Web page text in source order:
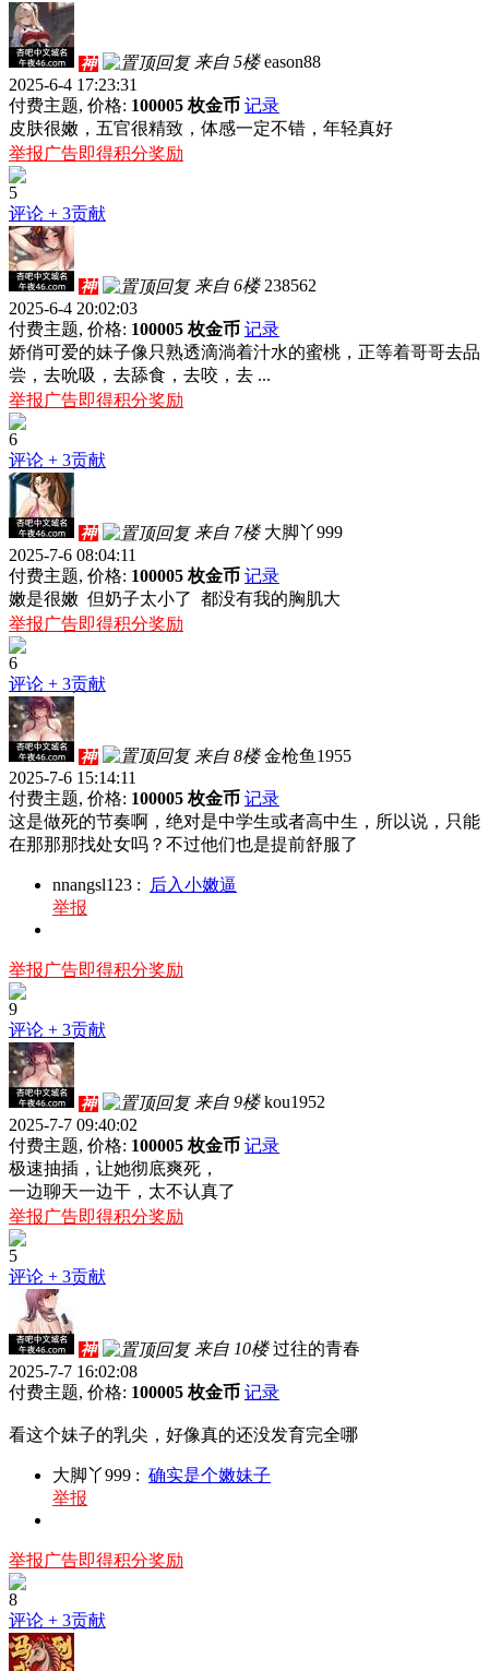
神 来自 5楼 eason88
2025-6-4 17:23:31
付费主题, 价格: 100005 枚金币 记录
皮肤很嫩，五官很精致，体感一定不错，年轻真好
举报广告即得积分奖励
5
评论 + 3贡献
神 来自 6楼 238562
2025-6-4 20:02:03
付费主题, 价格: 100005 枚金币 记录
娇俏可爱的妹子像只熟透滴淌着汁水的蜜桃，正等着哥哥去品
尝，去吮吸，去舔食，去咬，去 ...
举报广告即得积分奖励
6
评论 + 3贡献
神 来自 7楼 大脚丫999
2025-7-6 08:04:11
付费主题, 价格: 100005 枚金币 记录
嫩是很嫩 但奶子太小了 都没有我的胸肌大
举报广告即得积分奖励
6
评论 + 3贡献
神 来自 8楼 金枪鱼1955
2025-7-6 15:14:11
付费主题, 价格: 100005 枚金币 记录
这是做死的节奏啊，绝对是中学生或者高中生，所以说，只能
在那那那找处女吗？不过他们也是提前舒服了
nnangsl123 :
后入小嫩逼
举报
举报广告即得积分奖励
9
评论 + 3贡献
神 来自 9楼 kou1952
2025-7-7 09:40:02
付费主题, 价格: 100005 枚金币 记录
极速抽插，让她彻底爽死，
一边聊天一边干，太不认真了
举报广告即得积分奖励
5
评论 + 3贡献
神 来自 10楼 过往的青春
2025-7-7 16:02:08
付费主题, 价格: 100005 枚金币 记录
看这个妹子的乳尖，好像真的还没发育完全哪
大脚丫999 : 确实是个嫩妹子
举报
举报广告即得积分奖励
8
评论 + 3贡献